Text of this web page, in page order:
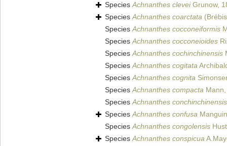
SpeciesAchnanthes cleveiGrunow,
SpeciesAchnanthes coarctata
SpeciesAchnanthes cocconeiformis
SpeciesAchnanthes cocconeioides
SpeciesAchnanthes cochinchinensis
SpeciesAchnanthes cogitata
SpeciesAchnanthes cognita
SpeciesAchnanthes compacta
SpeciesAchnanthes conchinchinensis
SpeciesAchnanthes confusa Manguin
SpeciesAchnanthes congolensis
SpeciesAchnanthes conspicua